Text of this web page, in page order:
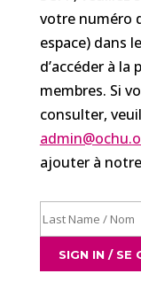
votre numéro
espace) dans
d’accéder à la
membres. Si
consulter,
ajouter à
SIGN IN / SE